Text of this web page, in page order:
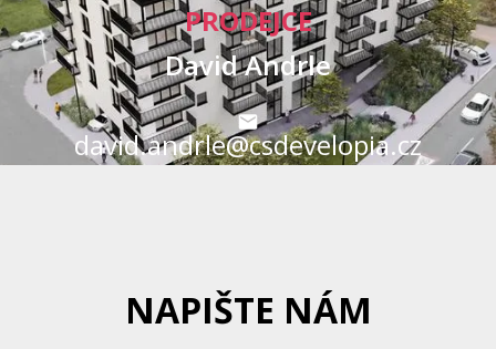
PRODEJCE
David Andrle
david.andrle@csdevelopia.cz
NAPIŠTE NÁM